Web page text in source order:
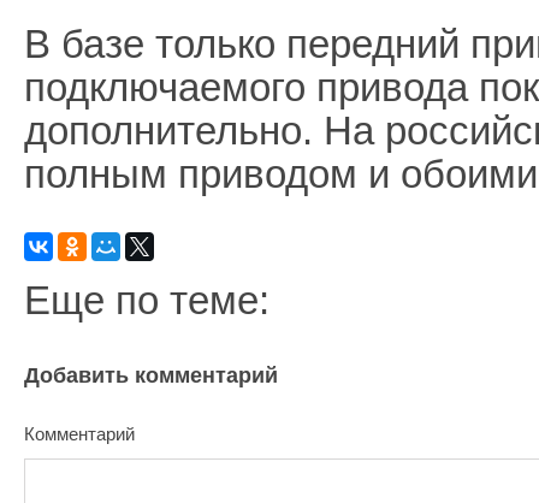
В базе только передний
подключаемого привода
дополнительно. На
полным приводом и
Еще по теме:
Добавить комментарий
Комментарий